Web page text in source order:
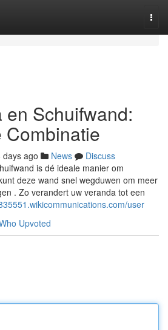
en Schuifwand:
Combinatie
days ago News
Discuss
is dé ideale manier om
deze wand snel wegduwen om meer
. Zo verandert uw veranda tot een
user
Upvoted